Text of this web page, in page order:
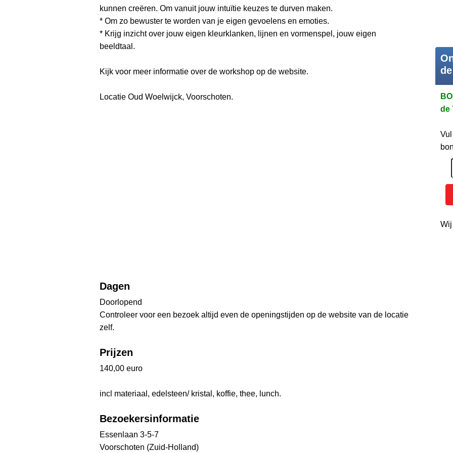
kunnen creëren. Om vanuit jouw intuïtie keuzes te durven maken.
* Om zo bewuster te worden van je eigen gevoelens en emoties.
* Krijg inzicht over jouw eigen kleurklanken, lijnen en vormenspel, jouw eigen
beeldtaal.
Kijk voor meer informatie over de workshop op de website.
Locatie Oud Woelwijck, Voorschoten.
Dagen
Doorlopend
Controleer voor een bezoek altijd even de openingstijden op de website van de locatie
zelf.
Prijzen
140,00 euro
incl materiaal, edelsteen/ kristal, koffie, thee, lunch.
Bezoekersinformatie
Essenlaan 3-5-7
Voorschoten (Zuid-Holland)
de